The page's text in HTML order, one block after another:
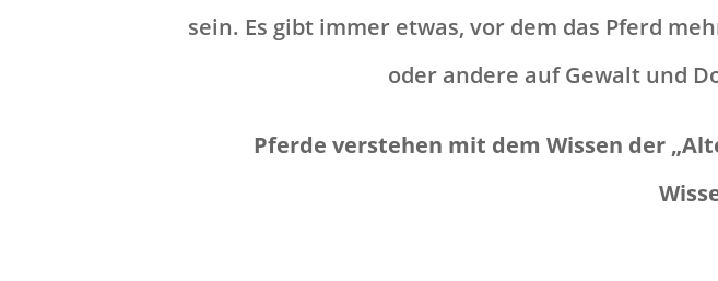
sein. Es gibt immer etwas, vor dem das Pferd
oder andere auf Gewalt und
Pferde verstehen mit dem Wissen der